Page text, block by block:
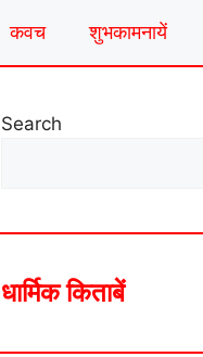
कवच शुभकामनायें
Search
धार्मिक किताबें